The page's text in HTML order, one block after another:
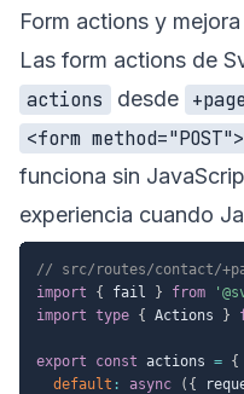
Form actions y
Las form actions de
actions
desde
<form method="POST">
funciona sin
experiencia cuando
// src/routes/contact/
import
{ fail } from
import type { Actions }
export const actions = {
default : async ( {